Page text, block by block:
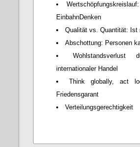
EinbahnDenken
Qualität vs. Quantität: Ist
Abschottung: Personen
internationaler Handel
Think globally, act
Friedensgarant
Verteilungsgerechtigkeit